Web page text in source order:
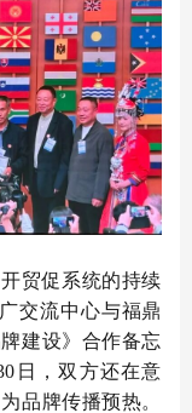
贸促系统的持续
交流中心与福鼎
建设》合作备忘
日，双方还在意
品牌传播预热。